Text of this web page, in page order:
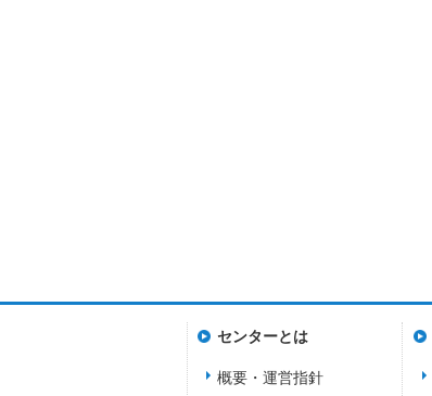
センターとは
概要・運営指針